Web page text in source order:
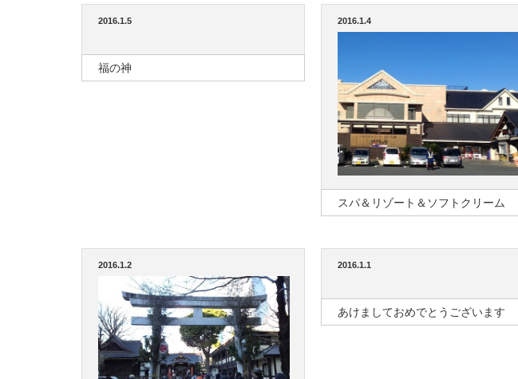
2016.1.5
福の神
2016.1.4
スパ＆リゾート＆ソフトクリーム
2016.1.2 2016.1.1
あけましておめでとうございます